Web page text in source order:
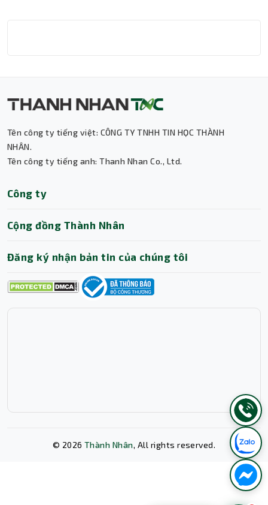
Tên công ty tiếng việt: CÔNG TY TNHH TIN HỌC THÀNH
NHÂN.
Tên công ty tiếng anh: Thanh Nhan Co., Ltd.
Công ty
Cộng đồng Thành Nhân
Đăng ký nhận bản tin của chúng tôi
© 2026 Thành Nhân, All rights reserved.
Trợ lý AI • Phản hồi tức thì